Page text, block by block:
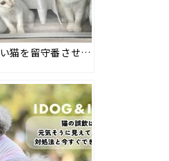
飼い猫を留守番させられる期間は？旅行の際に準備すべき8つの工夫も #171